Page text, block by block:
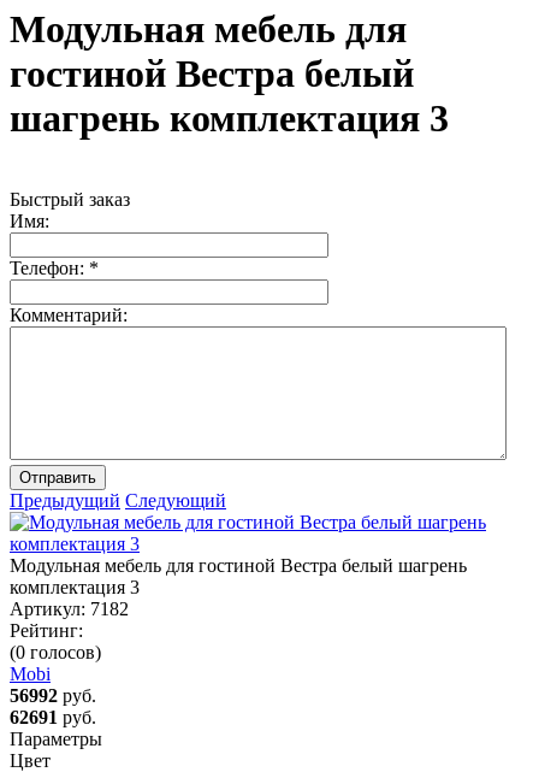
Модульная мебель для
гостиной Вестра белый
шагрень комплектация 3
Быстрый заказ
Имя:
Телефон: *
Комментарий:
Отправить
Предыдущий Следующий
Модульная мебель для гостиной Вестра белый шагрень
комплектация 3
Артикул: 7182
Рейтинг:
(0 голосов)
Mobi
56992 руб.
62691 руб.
Параметры
Цвет